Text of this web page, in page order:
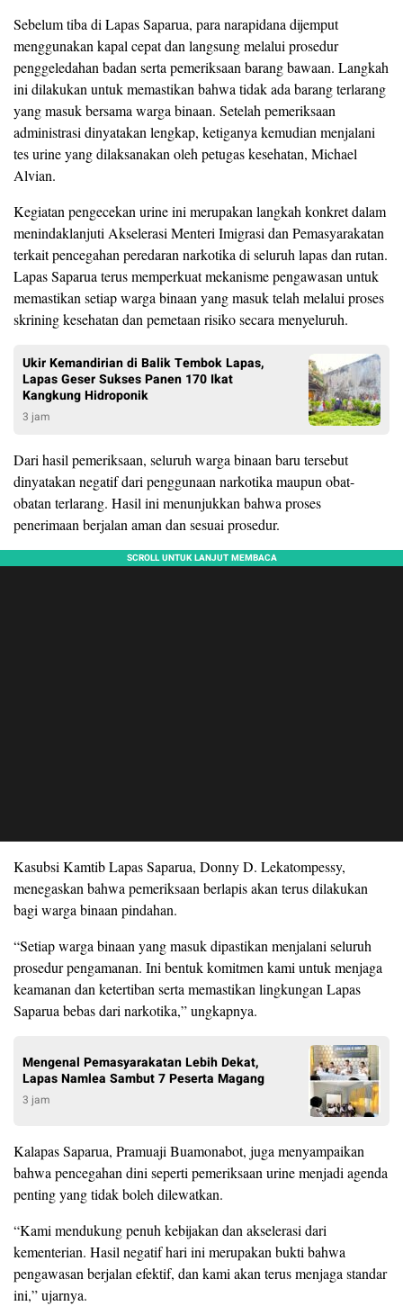
Sebelum tiba di Lapas Saparua, para narapidana dijemput
menggunakan kapal cepat dan langsung melalui prosedur
penggeledahan badan serta pemeriksaan barang bawaan. Langkah
ini dilakukan untuk memastikan bahwa tidak ada barang terlarang
yang masuk bersama warga binaan. Setelah pemeriksaan
administrasi dinyatakan lengkap, ketiganya kemudian menjalani
tes urine yang dilaksanakan oleh petugas kesehatan, Michael
Alvian.
Kegiatan pengecekan urine ini merupakan langkah konkret dalam
menindaklanjuti Akselerasi Menteri Imigrasi dan Pemasyarakatan
terkait pencegahan peredaran narkotika di seluruh lapas dan rutan.
Lapas Saparua terus memperkuat mekanisme pengawasan untuk
memastikan setiap warga binaan yang masuk telah melalui proses
skrining kesehatan dan pemetaan risiko secara menyeluruh.
Ukir Kemandirian di Balik Tembok Lapas,
Lapas Geser Sukses Panen 170 Ikat
Kangkung Hidroponik
3 jam
Dari hasil pemeriksaan, seluruh warga binaan baru tersebut
dinyatakan negatif dari penggunaan narkotika maupun obat-
obatan terlarang. Hasil ini menunjukkan bahwa proses
penerimaan berjalan aman dan sesuai prosedur.
Kasubsi Kamtib Lapas Saparua, Donny D. Lekatompessy,
menegaskan bahwa pemeriksaan berlapis akan terus dilakukan
bagi warga binaan pindahan.
“Setiap warga binaan yang masuk dipastikan menjalani seluruh
prosedur pengamanan. Ini bentuk komitmen kami untuk menjaga
keamanan dan ketertiban serta memastikan lingkungan Lapas
Saparua bebas dari narkotika,” ungkapnya.
Mengenal Pemasyarakatan Lebih Dekat,
Lapas Namlea Sambut 7 Peserta Magang
3 jam
Kalapas Saparua, Pramuaji Buamonabot, juga menyampaikan
bahwa pencegahan dini seperti pemeriksaan urine menjadi agenda
penting yang tidak boleh dilewatkan.
“Kami mendukung penuh kebijakan dan akselerasi dari
kementerian. Hasil negatif hari ini merupakan bukti bahwa
pengawasan berjalan efektif, dan kami akan terus menjaga standar
ini,” ujarnya.